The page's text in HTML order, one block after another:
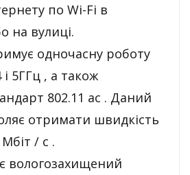
по Wi-Fi в
на вулиці.
одночасну роботу
і 5ГГц , а також
802.11 ac . Даний
отримати швидкість
/ с .
вологозахищений